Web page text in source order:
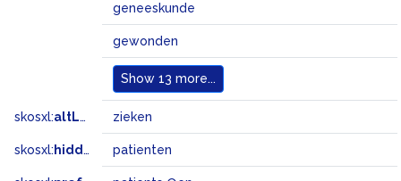
geneeskunde
gewonden
Show 13 more...
skosxl:altLabel zieken
skosxl: hiddenLabel patienten